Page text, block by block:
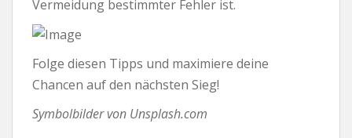
Vermeidung bestimmter Fehler ist.
Folge diesen Tipps und maximiere deine
Chancen auf den nächsten Sieg!
Symbolbilder von Unsplash.com